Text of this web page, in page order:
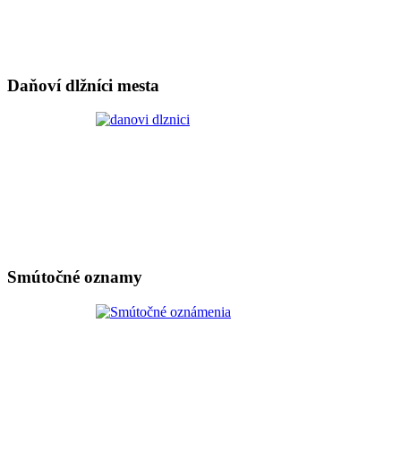
Daňoví dlžníci mesta
Smútočné oznamy